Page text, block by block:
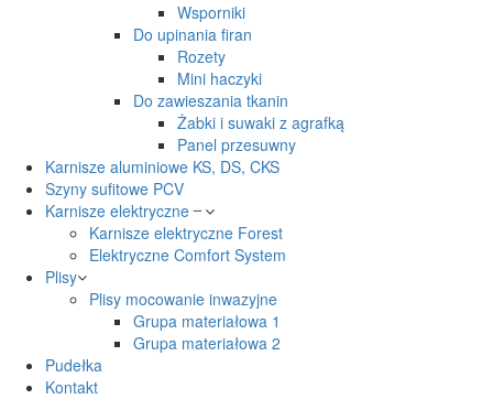
Wsporniki
Do upinania firan
Rozety
Mini haczyki
Do zawieszania tkanin
Żabki i suwaki z agrafką
Panel przesuwny
Karnisze aluminiowe KS, DS, CKS
Szyny sufitowe PCV
Karnisze elektryczne
Karnisze elektryczne Forest
Elektryczne Comfort System
Plisy
Plisy mocowanie inwazyjne
Grupa materiałowa 1
Grupa materiałowa 2
Pudełka
Kontakt